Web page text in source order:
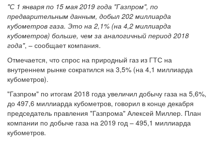
"С 1 января по 15 мая 2019 года "Газпром", по
предварительным данным, добыл 202 миллиарда
кубометров газа. Это на 2,1% (на 4,2 миллиарда
кубометров) больше, чем за аналогичный период 2018
года", – сообщает компания.
Отмечается, что спрос на природный газ из ГТС на
внутреннем рынке сократился на 3,5% (на 4,1 миллиарда
кубометров).
"Газпром" по итогам 2018 года увеличил добычу газа на 5,6%,
до 497,6 миллиарда кубометров, говорил в конце декабря
председатель правления "Газпрома" Алексей Миллер. План
компании по добыче газа на 2019 год – 495,1 миллиарда
кубометров.